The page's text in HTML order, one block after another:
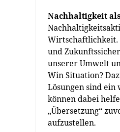
Nachhaltigkeit
Wirtschaftlichkeit.
und
unserer Umwelt
Win Situation?
Lösungen sind ein
können dabei
„Übersetzung“
aufzustellen.